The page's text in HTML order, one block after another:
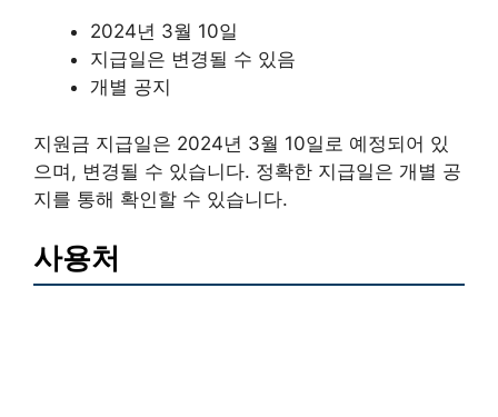
2024년 3월 10일
지급일은 변경될 수 있음
개별 공지
지원금 지급일은 2024년 3월 10일로 예정되어 있
으며, 변경될 수 있습니다. 정확한 지급일은 개별 공
지를 통해 확인할 수 있습니다.
사용처